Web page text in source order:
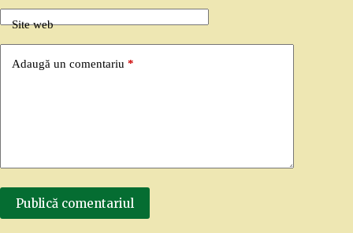
Site web
Adaugă un comentariu *
Publică comentariul